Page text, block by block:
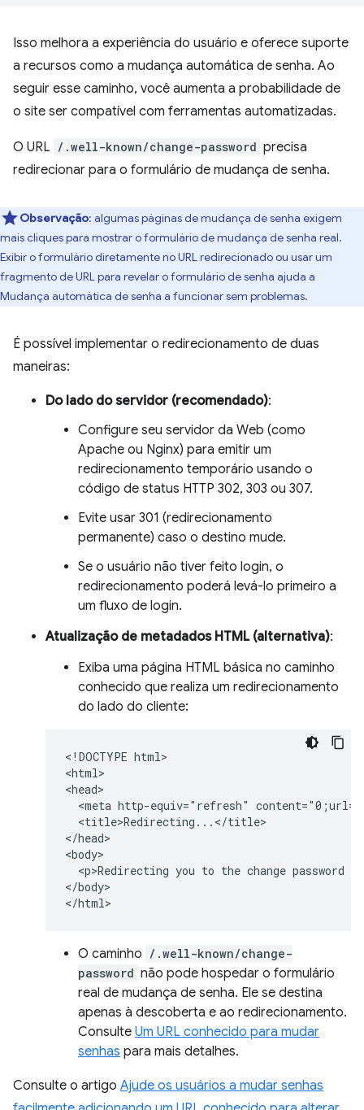
Isso melhora a experiência do usuário e oferece suporte
a recursos como a mudança automática de senha. Ao
seguir esse caminho, você aumenta a probabilidade de
o site ser compatível com ferramentas automatizadas.
O URL /.well-known/change-password precisa
redirecionar para o formulário de mudança de senha.
Observação: algumas páginas de mudança de senha exigem
mais cliques para mostrar o formulário de mudança de senha real.
Exibir o formulário diretamente no URL redirecionado ou usar um
fragmento de URL para revelar o formulário de senha ajuda a
Mudança automática de senha a funcionar sem problemas.
É possível implementar o redirecionamento de duas
maneiras:
Do lado do servidor (recomendado):
Configure seu servidor da Web (como
Apache ou Nginx) para emitir um
redirecionamento temporário usando o
código de status HTTP 302, 303 ou 307.
Evite usar 301 (redirecionamento
permanente) caso o destino mude.
Se o usuário não tiver feito login, o
redirecionamento poderá levá-lo primeiro a
um fluxo de login.
Atualização de metadados HTML (alternativa):
Exiba uma página HTML básica no caminho
conhecido que realiza um redirecionamento
do lado do cliente:
<!DOCTYPE html>
<html>
<head>
<meta http-equiv="refresh"
  <title>Redirecting...</title>
</head>
<body>
<p>Redirecting you to the change password
</body>
O caminho /.well-known/change-
password não pode hospedar o formulário
real de mudança de senha. Ele se destina
apenas à descoberta e ao redirecionamento.
Consulte Um URL conhecido para mudar
senhas para mais detalhes.
Consulte o artigo Ajude os usuários a mudar senhas